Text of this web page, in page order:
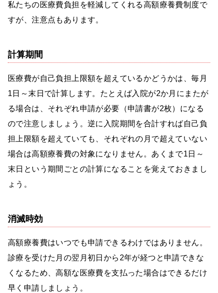
私たちの医療費負担を軽減してくれる高額療養費制度で
すが、注意点もあります。
計算期間
医療費が自己負担上限額を超えているかどうかは、毎月
1日～末日で計算します。たとえば入院が2か月にまたが
る場合は、それぞれ申請が必要（申請書が2枚）になる
ので注意しましょう。逆に入院期間を合計すれば自己負
担上限額を超えていても、それぞれの月で超えていない
場合は高額療養費の対象になりません。あくまで1日～
末日という期間ごとの計算になることを覚えておきまし
ょう。
消滅時効
高額療養費はいつでも申請できるわけではありません。
診療を受けた月の翌月初日から2年が経つと申請できな
くなるため、高額な医療費を支払った場合はできるだけ
早く申請しましょう。